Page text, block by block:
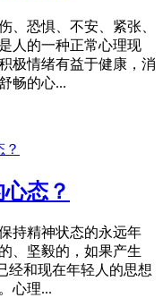
、恐惧、不安、紧张、
人的一种正常心理现
极情绪有益于健康，消
畅的心...
态？
持精神状态的永远年
、坚毅的，如果产生
经和现在年轻人的思想
心理...